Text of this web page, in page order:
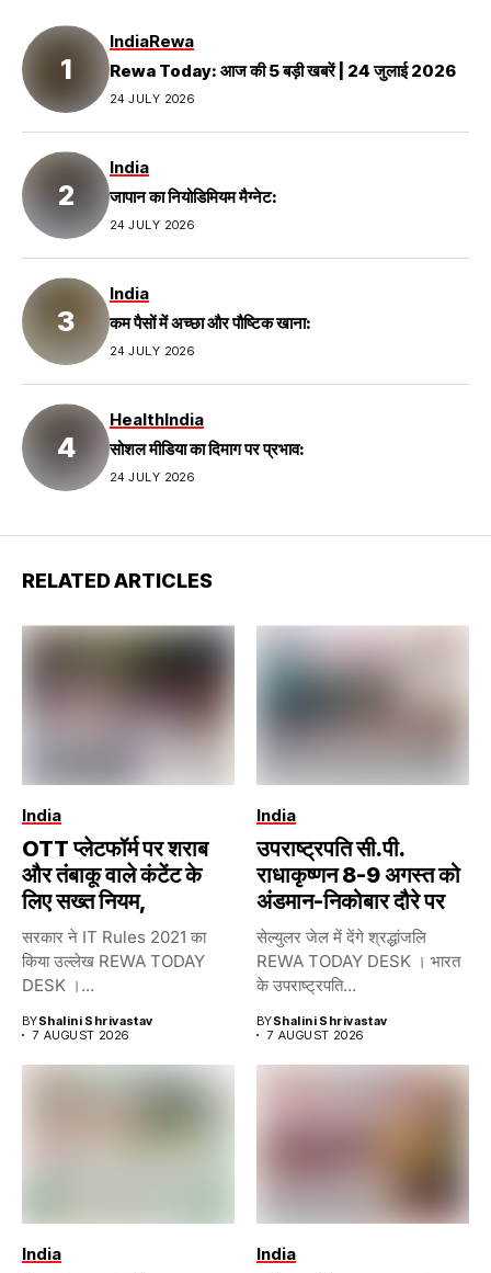
IndiaRewa
Rewa Today: आज की 5 बड़ी खबरें | 24 जुलाई 2026
24 JULY 2026
India
जापान का नियोडिमियम मैग्नेट:
24 JULY 2026
India
कम पैसों में अच्छा और पौष्टिक खाना:
24 JULY 2026
HealthIndia
सोशल मीडिया का दिमाग पर प्रभाव:
24 JULY 2026
RELATED ARTICLES
India
OTT प्लेटफॉर्म पर शराब
और तंबाकू वाले कंटेंट के
लिए सख्त नियम,
सरकार ने IT Rules 2021 का
किया उल्लेख REWA TODAY
DESK ।...
BYShalini Shrivastav
7 AUGUST 2026
India
उपराष्ट्रपति सी.पी.
राधाकृष्णन 8-9 अगस्त को
अंडमान-निकोबार दौरे पर
सेल्युलर जेल में देंगे श्रद्धांजलि
REWA TODAY DESK । भारत
के उपराष्ट्रपति...
BYShalini Shrivastav
7 AUGUST 2026
India India